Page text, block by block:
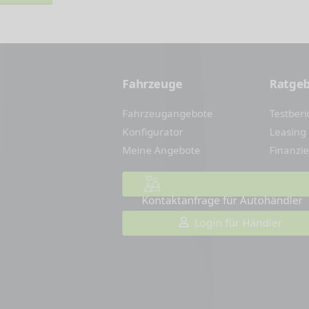
Fahrzeuge
Fahrzeugangebote
Konfigurator
Meine Angebote
Leasing
Kontaktanfrage für Autohändler
Login für Händler